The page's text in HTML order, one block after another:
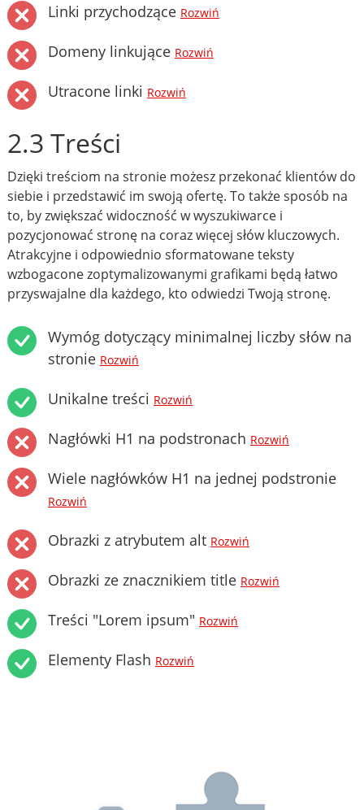
Linki przychodzące Rozwiń
Domeny linkujące Rozwiń
Utracone linki Rozwiń
2.3 Treści
Dzięki treściom na stronie możesz przekonać klientów do
siebie i przedstawić im swoją ofertę. To także sposób na
to, by zwiększać widoczność w wyszukiwarce i
pozycjonować stronę na coraz więcej słów kluczowych.
Atrakcyjne i odpowiednio sformatowane teksty
wzbogacone zoptymalizowanymi grafikami będą łatwo
przyswajalne dla każdego, kto odwiedzi Twoją stronę.
Wymóg dotyczący minimalnej liczby słów na
stronie Rozwiń
Unikalne treści Rozwiń
Nagłówki H1 na podstronach Rozwiń
Wiele nagłówków H1 na jednej podstronie
Rozwiń
Obrazki z atrybutem alt Rozwiń
Obrazki ze znacznikiem title Rozwiń
Treści "Lorem ipsum" Rozwiń
Elementy Flash Rozwiń